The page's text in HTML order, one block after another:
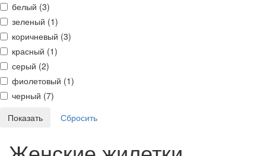
белый (3)
зеленый (1)
коричневый (3)
красный (1)
серый (2)
фиолетовый (1)
черный (7)